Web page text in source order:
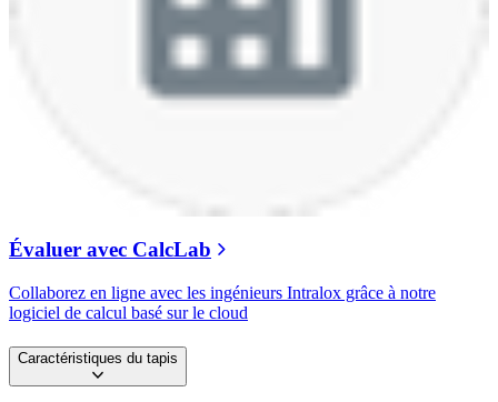
Évaluer avec CalcLab
Collaborez en ligne avec les ingénieurs Intralox grâce à notre
logiciel de calcul basé sur le cloud
Caractéristiques du tapis